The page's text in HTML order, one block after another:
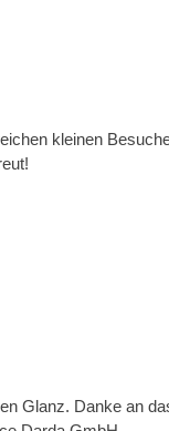
kleinen
Glanz. Danke an